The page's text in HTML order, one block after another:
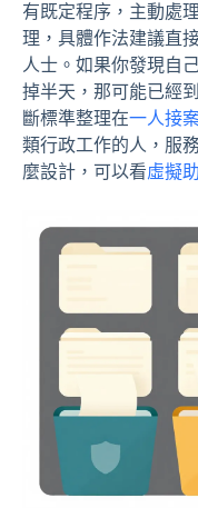
有既定程序，主動處
理，具體作法建議直
人士。如果你發現自
掉半天，那可能已經
斷標準整理在一人接
類行政工作的人，服
麼設計，可以看虛擬